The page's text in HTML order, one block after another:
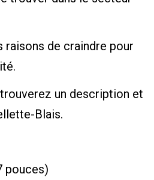
raisons de craindre pour
un description et
Blais.
pouces)